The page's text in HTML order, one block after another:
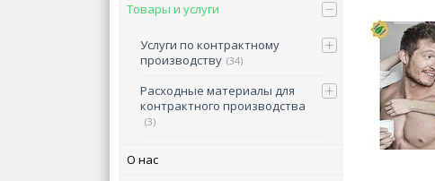
Товары и услуги
Услуги по контрактному
производству 34
Расходные материалы для
контрактного производства
3
О нас